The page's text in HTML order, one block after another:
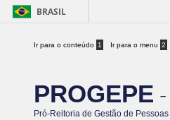
BRASIL
Ir para o conteúdo 1 Ir para o menu 2
PROGEPE
Pró-Reitoria de Gestão de Pessoas